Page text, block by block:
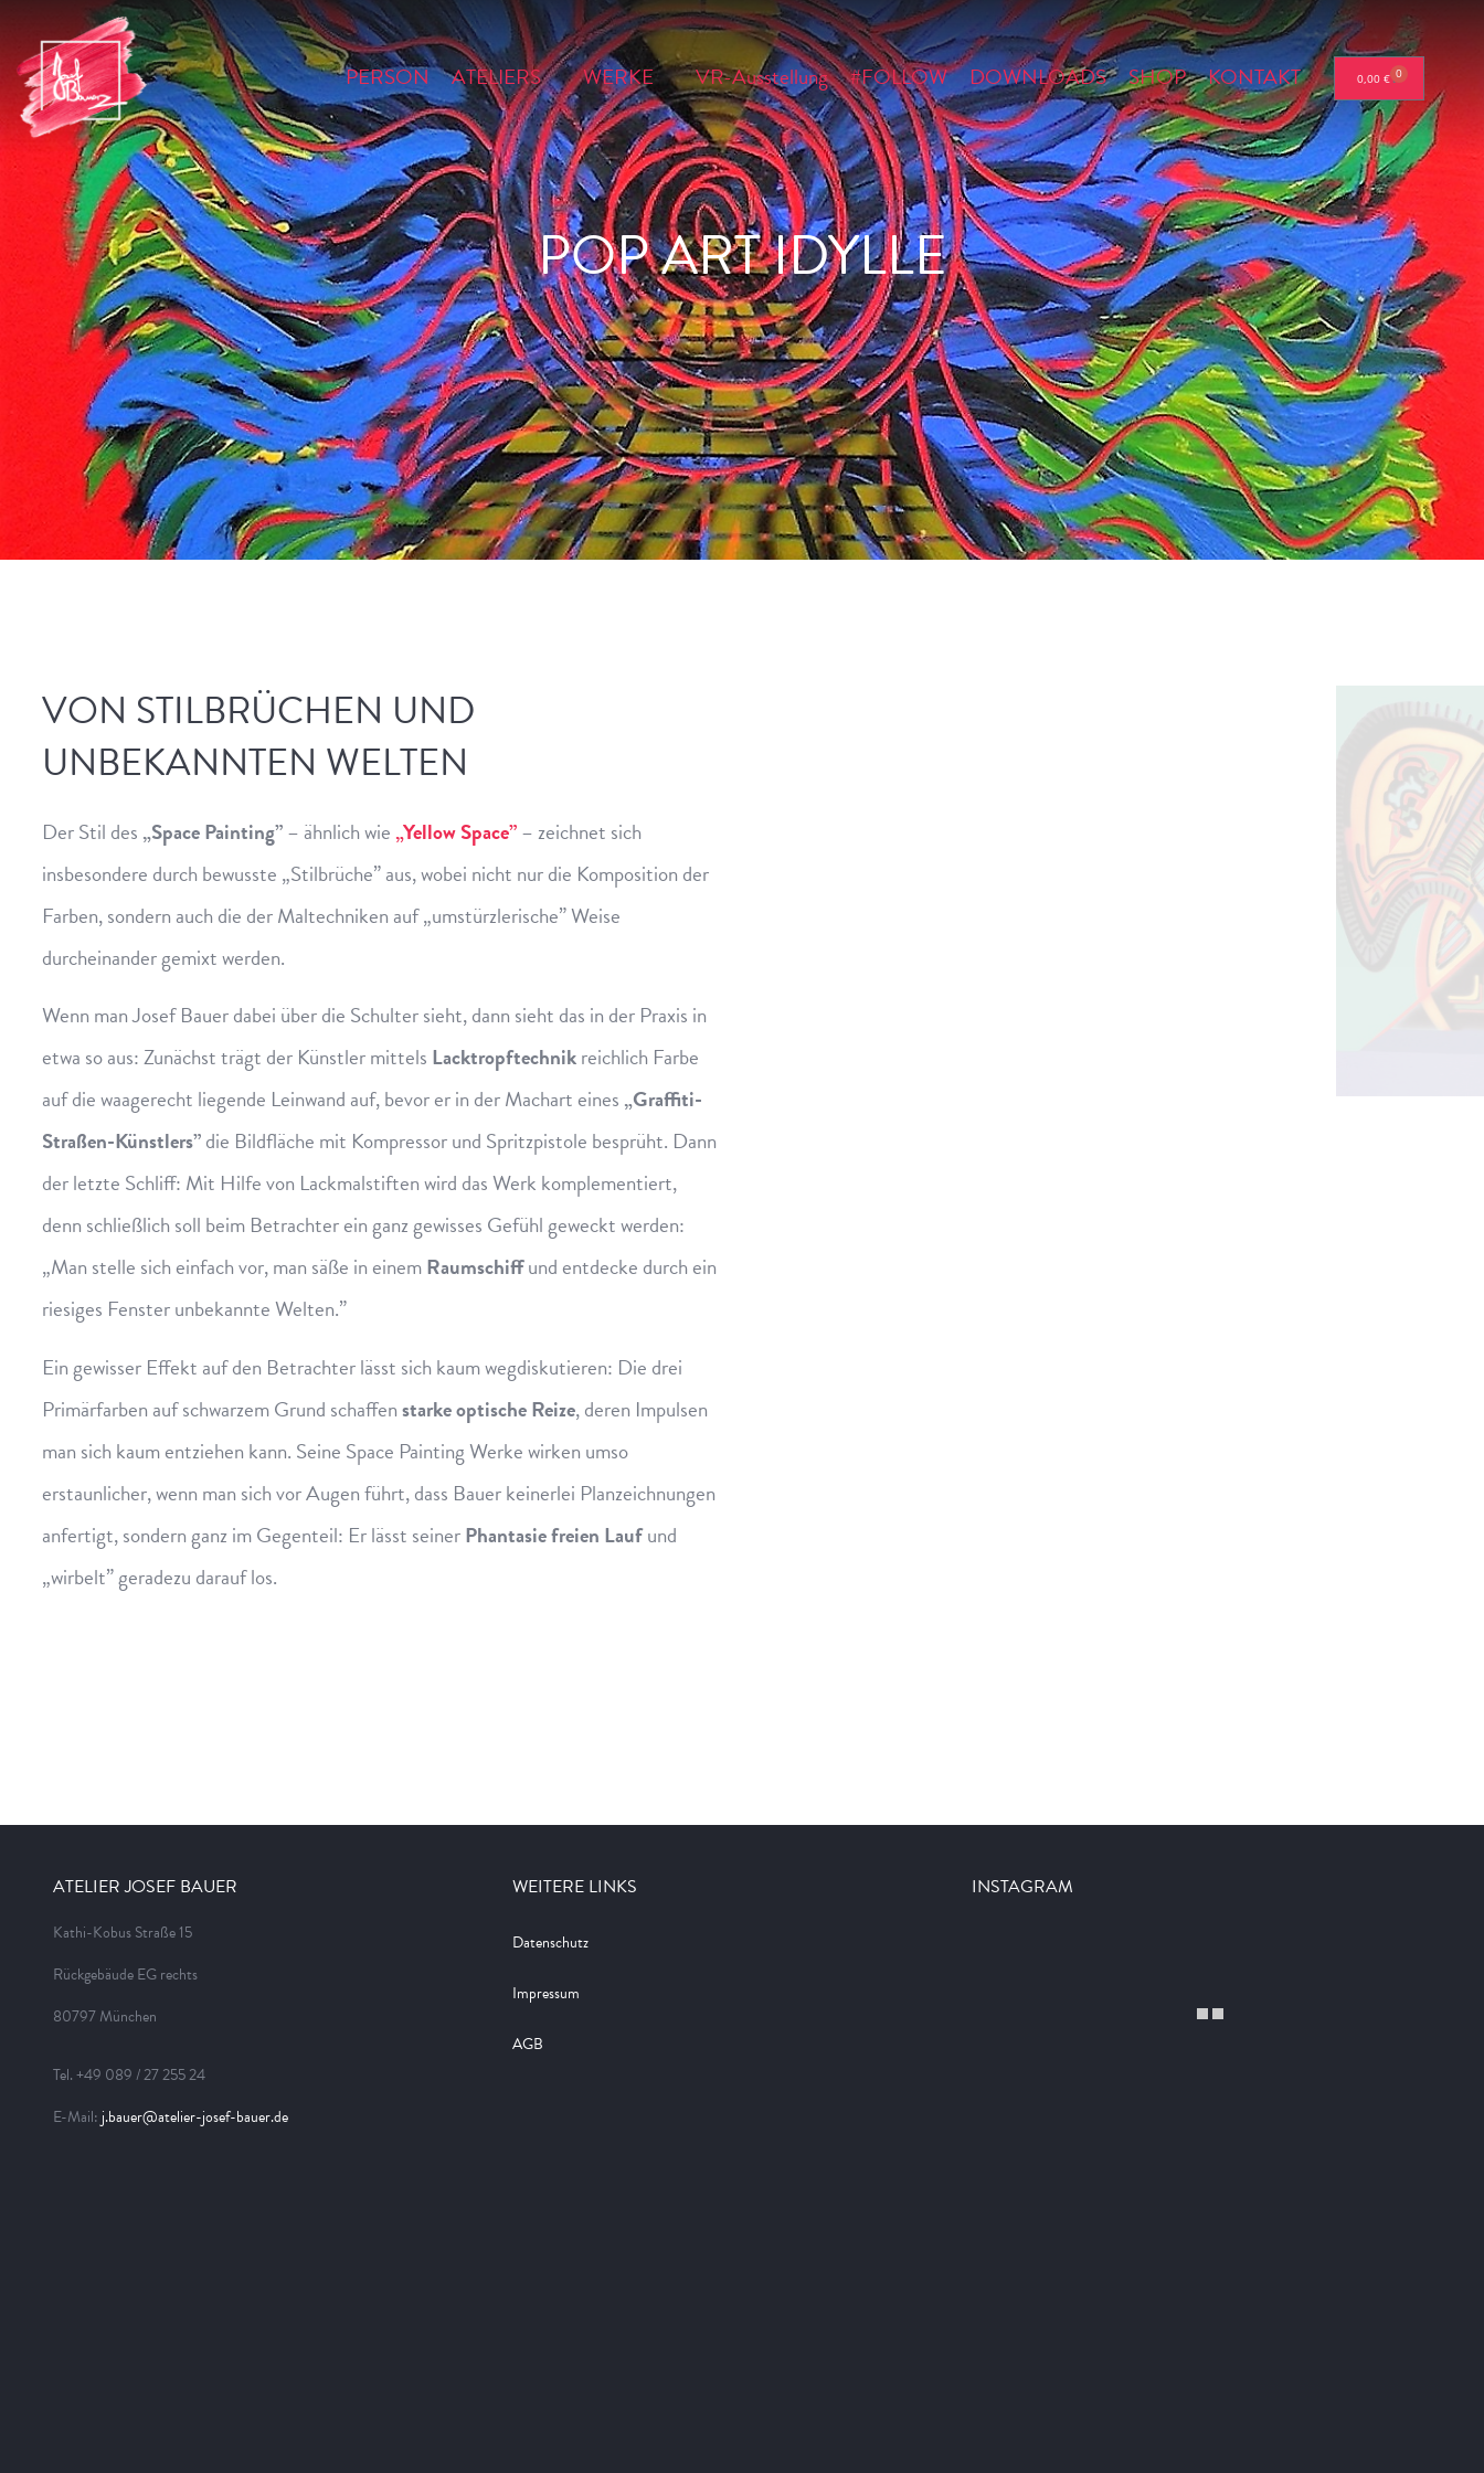
PERSON ATELIERS WERKE VR-Ausstellung #FOLLOW DOWNLOADS SHOP KONTAKT 0,00 € 0
POP ART IDYLLE
VON STILBRÜCHEN UND
UNBEKANNTEN WELTEN
Der Stil des „Space Painting”– ähnlich wie„Yellow Space”– zeichnet sich
insbesondere durch bewusste „Stilbrüche” aus, wobei nicht nur die Komposition der
Farben, sondern auch die der Maltechniken auf „umstürzlerische” Weise
durcheinander gemixt werden.
Wenn man Josef Bauer dabei über die Schulter sieht, dann sieht das in der Praxis in
etwa so aus: Zunächst trägt der Künstler mittels Lacktropftechnikreichlich Farbe
auf die waagerecht liegende Leinwand auf, bevor er in der Machart eines „Graffiti-
Straßen-Künstlers”die Bildfläche mit Kompressor und Spritzpistole besprüht. Dann
der letzte Schliff: Mit Hilfe von Lackmalstiften wird das Werk komplementiert,
denn schließlich soll beim Betrachter ein ganz gewisses Gefühl geweckt werden:
„Man stelle sich einfach vor, man säße in einemRaumschiffund entdecke durch ein
riesiges Fenster unbekannte Welten.”
Ein gewisser Effekt auf den Betrachter lässt sich kaum wegdiskutieren: Die drei
Primärfarben auf schwarzem Grund schaffenstarke optische Reize, deren Impulsen
man sich kaum entziehen kann. Seine Space Painting Werke wirken umso
erstaunlicher, wenn man sich vor Augen führt, dass Bauer keinerlei Planzeichnungen
anfertigt, sondern ganz im Gegenteil: Er lässt seinerPhantasie freien Laufund
„wirbelt” geradezu darauf los.